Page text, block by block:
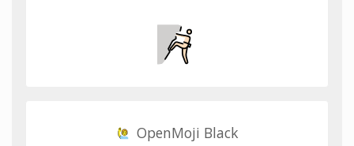
OpenMoji Black